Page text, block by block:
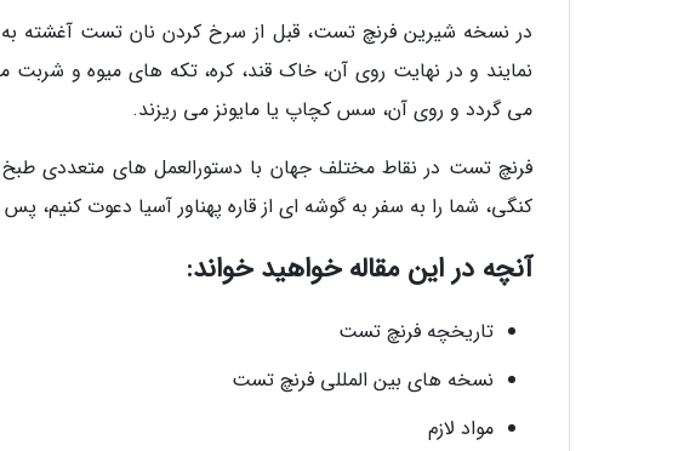
در نسخه شیرین فرنچ تست، قبل از سرخ کردن نان تست آغشته
نمایند و در نهایت روی آن، خاک قند، کره، تکه های میوه و
می گردد و روی آن، سس کچاپ یا مایونز می ریزند.
فرنچ تست در نقاط مختلف جهان با دستورالعمل های متعددی
کنگی، شما را به سفر به گوشه ای از قاره پهناور آسیا دعوت کنیم، پس
آنچه در این مقاله خواهید خواند:
تاریخچه فرنچ تست
نسخه های بین المللی فرنچ تست
مواد لازم